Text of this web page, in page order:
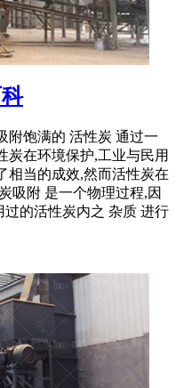
附饱满的 活性炭 通过一
炭在环境保护,工业与民用
相当的成效,然而活性炭在
吸附 是一个物理过程,因
的活性炭内之 杂质 进行